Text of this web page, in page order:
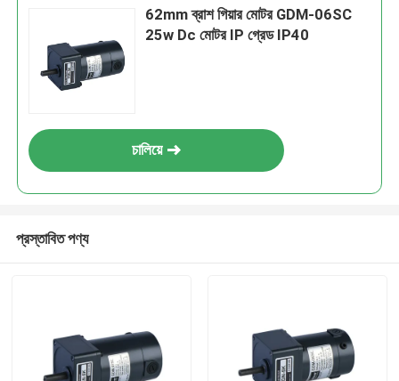
62mm ব্রাশ গিয়ার মোটর GDM-06SC
25w Dc মোটর IP গ্রেড IP40
চালিয়ে
প্রস্তাবিত পণ্য